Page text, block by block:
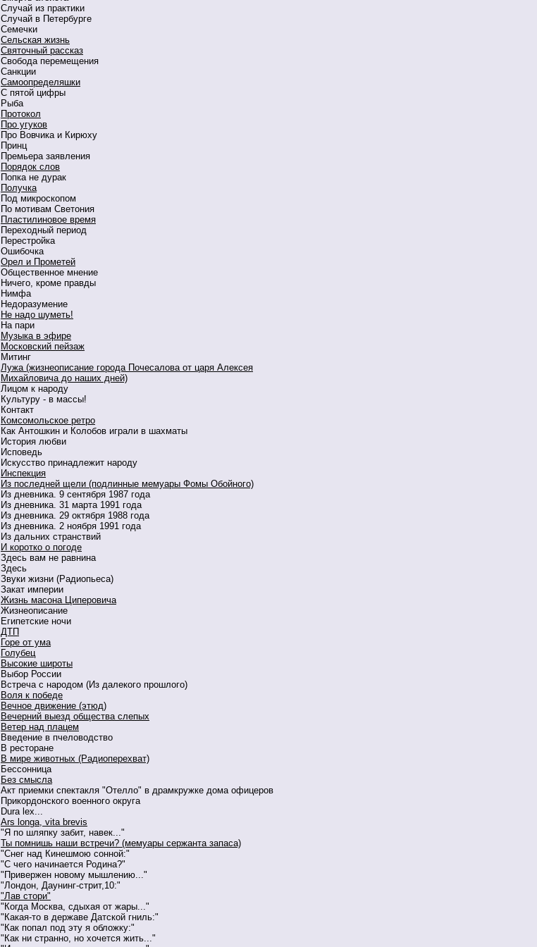
Случай из практики
Случай в Петербурге
Семечки
Сельская жизнь
Святочный рассказ
Свобода перемещения
Санкции
Самоопределяшки
С пятой цифры
Рыба
Протокол
Про угуков
Про Вовчика и Кирюху
Принц
Премьера заявления
Порядок слов
Попка не дурак
Получка
Под микроскопом
По мотивам Светония
Пластилиновое время
Переходный период
Перестройка
Ошибочка
Орел и Прометей
Общественное мнение
Ничего, кроме правды
Нимфа
Недоразумение
Не надо шуметь!
На пари
Музыка в эфире
Московский пейзаж
Митинг
Лужа (жизнеописание города Почесалова от царя Алексея
Михайловича до наших дней)
Лицом к народу
Культуру - в массы!
Контакт
Комсомольское ретро
Как Антошкин и Колобов играли в шахматы
История любви
Исповедь
Искусство принадлежит народу
Инспекция
Из последней щели (подлинные мемуары Фомы Обойного)
Из дневника. 9 сентября 1987 года
Из дневника. 31 марта 1991 года
Из дневника. 29 октября 1988 года
Из дневника. 2 ноября 1991 года
Из дальних странствий
И коротко о погоде
Здесь вам не равнина
Здесь
Звуки жизни (Радиопьеса)
Закат империи
Жизнь масона Циперовича
Жизнеописание
Египетские ночи
ДТП
Горе от ума
Голубец
Высокие широты
Выбор России
Встреча с народом (Из далекого прошлого)
Воля к победе
Вечное движение (этюд)
Вечерний выезд общества слепых
Ветер над плацем
Введение в пчеловодство
В ресторане
В мире животных (Радиоперехват)
Бессонница
Без смысла
Акт приемки спектакля "Отелло" в драмкружке дома офицеров
Прикордонского военного округа
Dura lex...
Ars longa, vita brevis
"Я по шляпку забит, навек..."
Ты помнишь наши встречи? (мемуары сержанта запаса)
"Снег над Кинешмою сонной:"
"С чего начинается Родина?"
"Привержен новому мышлению..."
"Лондон, Даунинг-стрит,10:"
"Лав стори"
"Когда Москва, сдыхая от жары..."
"Какая-то в державе Датской гниль:"
"Как попал под эту я обложку:"
"Как ни странно, но хочется жить..."